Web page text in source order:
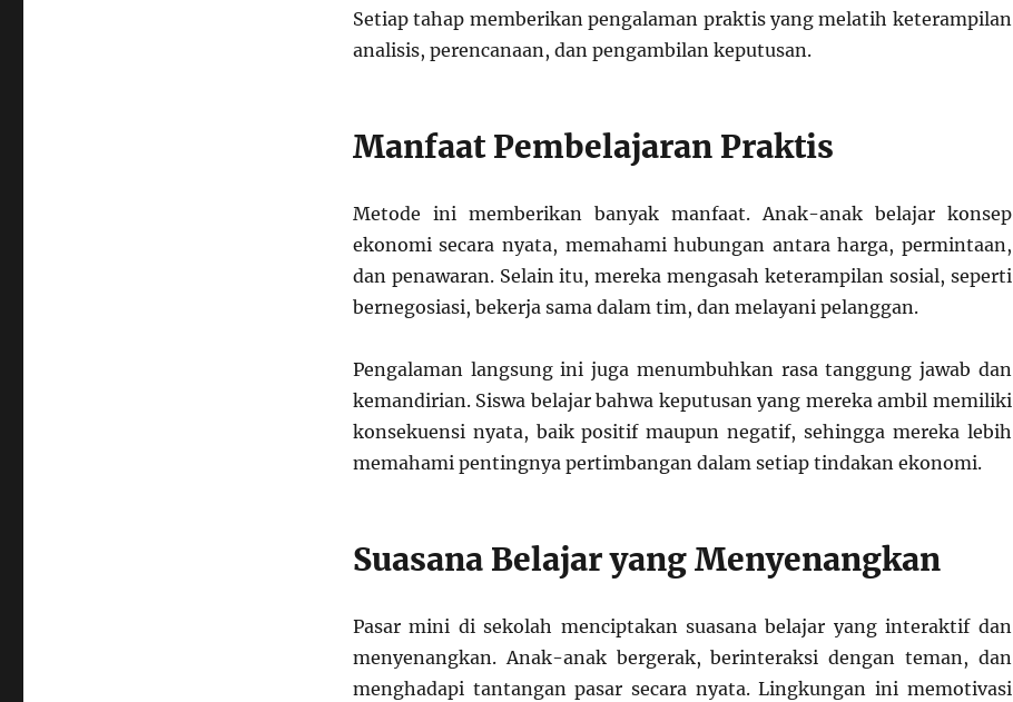
Setiap tahap memberikan pengalaman praktis yang melatih keterampilan
analisis, perencanaan, dan pengambilan keputusan.
Manfaat Pembelajaran Praktis
Metode ini memberikan banyak manfaat. Anak-anak belajar konsep
ekonomi secara nyata, memahami hubungan antara harga, permintaan,
dan penawaran. Selain itu, mereka mengasah keterampilan sosial, seperti
bernegosiasi, bekerja sama dalam tim, dan melayani pelanggan.
Pengalaman langsung ini juga menumbuhkan rasa tanggung jawab dan
kemandirian. Siswa belajar bahwa keputusan yang mereka ambil memiliki
konsekuensi nyata, baik positif maupun negatif, sehingga mereka lebih
memahami pentingnya pertimbangan dalam setiap tindakan ekonomi.
Suasana Belajar yang Menyenangkan
Pasar mini di sekolah menciptakan suasana belajar yang interaktif dan
menyenangkan. Anak-anak bergerak, berinteraksi dengan teman, dan
menghadapi tantangan pasar secara nyata. Lingkungan ini memotivasi